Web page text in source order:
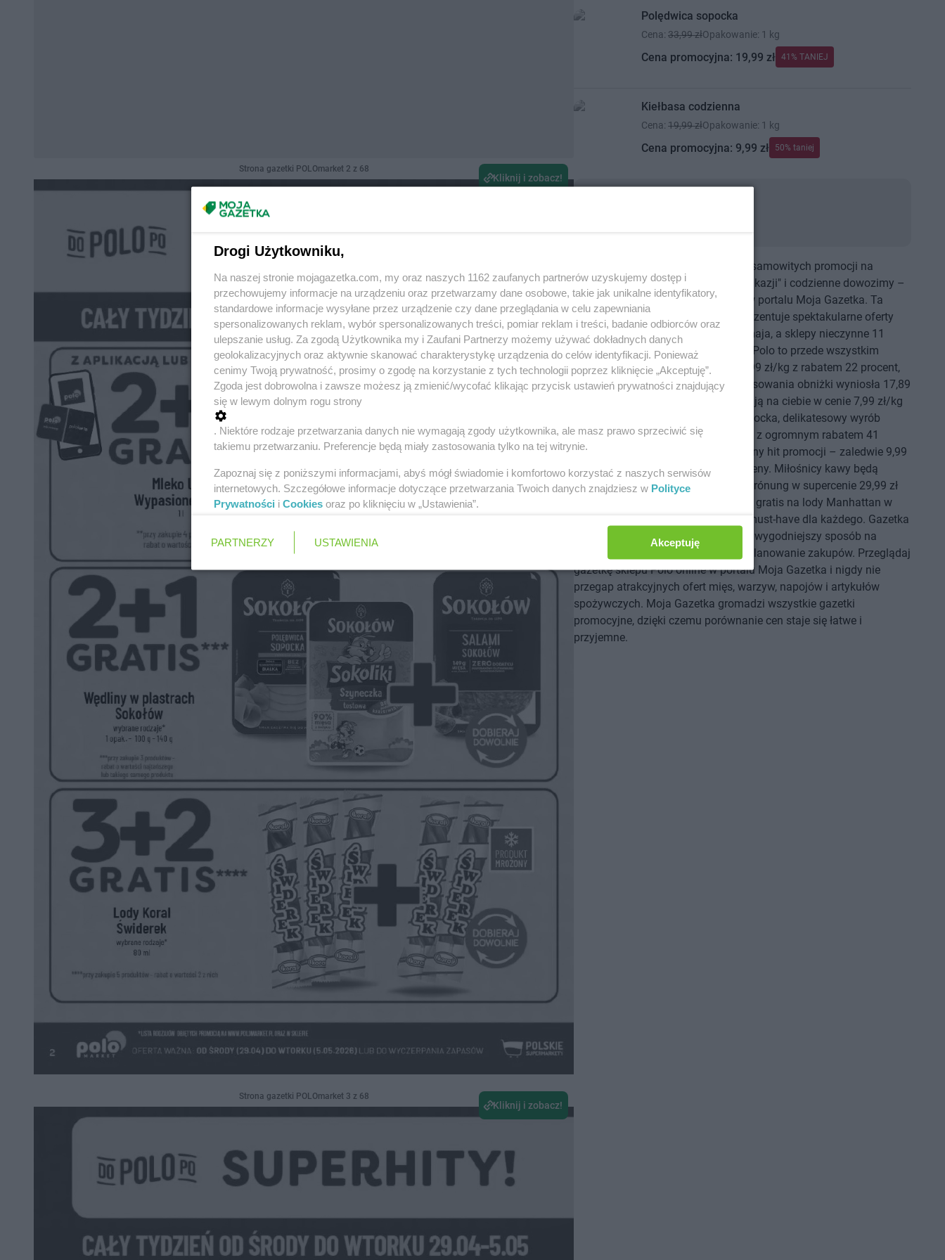
Polędwica sopocka
Cena: 33,99 złOpakowanie: 1 kg
Cena promocyjna: 19,99 zł 41% TANIEJ
Kiełbasa codzienna
Cena: 19,99 złOpakowanie: 1 kg
Cena promocyjna: 9,99 zł 50% taniej
Gazetka Polo to twoja brama do niesamowitych promocji na
produkty spożywcze! Odkryj "Grille Okazji" i codzienne dowozimy –
najnowszą gazetkę Polo dostępną w portalu Moja Gazetka. Ta
gazetka promocyjna sklepu Polo prezentuje spektakularne oferty
obowiązujące od 29 kwietnia do 5 maja, a sklepy nieczynne 11
maja. Najlepsze promocje z gazetki Polo to przede wszystkim
łopatka wieprzowa bez kości za 13,99 zł/kg z rabatem 22 procent,
gdzie cena sprzed pierwszego zastosowania obniżki wyniosła 17,89
zł/kg. Świeże ogórki gruntowe czekają na ciebie w cenie 7,99 zł/kg
ze zniżką 38 procent. Polędwica sopocka, delikatesowy wyrób
mięsny, dostępna jest za 19,99 zł/kg z ogromnym rabatem 41
procent. Kielbasa codzienna to kolejny hit promocji – zaledwie 9,99
zł/kg przy 50 procentowej obniżce ceny. Miłośnicy kawy będą
zachwyceni kawą mieloną Jacobs Krónung w supercenie 29,99 zł
za 500g opakowania. Promocja 1+1 gratis na lody Manhattan w
wybranych rodzajach to absolutny must-have dla każdego. Gazetka
Polo w aplikacji Moja Gazetka to najwygodniejszy sposób na
śledzenie tygodniowych promocji i planowanie zakupów. Przeglądaj
gazetkę sklepu Polo online w portalu Moja Gazetka i nigdy nie
przegap atrakcyjnych ofert mięs, warzyw, napojów i artykułów
spożywczych. Moja Gazetka gromadzi wszystkie gazetki
promocyjne, dzięki czemu porównanie cen staje się łatwe i
przyjemne.
Strona gazetki POLOmarket 2 z 68
Kliknij i zobacz!
Strona gazetki POLOmarket 3 z 68
Kliknij i zobacz!
Drogi Użytkowniku,
Na naszej stronie mojagazetka.com, my oraz naszych 1162 zaufanych partnerów uzyskujemy dostęp i
przechowujemy informacje na urządzeniu oraz przetwarzamy dane osobowe, takie jak unikalne identyfikatory,
standardowe informacje wysyłane przez urządzenie czy dane przeglądania w celu zapewniania
spersonalizowanych reklam, wybór spersonalizowanych treści, pomiar reklam i treści, badanie odbiorców oraz
ulepszanie usług. Za zgodą Użytkownika my i Zaufani Partnerzy możemy używać dokładnych danych
geolokalizacyjnych oraz aktywnie skanować charakterystykę urządzenia do celów identyfikacji. Ponieważ
cenimy Twoją prywatność, prosimy o zgodę na korzystanie z tych technologii poprzez kliknięcie „Akceptuję”.
Zgoda jest dobrowolna i zawsze możesz ją zmienić/wycofać klikając przycisk ustawień prywatności znajdujący
się w lewym dolnym rogu strony
. Niektóre rodzaje przetwarzania danych nie wymagają zgody użytkownika, ale masz prawo sprzeciwić się
takiemu przetwarzaniu. Preferencje będą miały zastosowania tylko na tej witrynie.
Zapoznaj się z poniższymi informacjami, abyś mógł świadomie i komfortowo korzystać z naszych serwisów
internetowych. Szczegółowe informacje dotyczące przetwarzania Twoich danych znajdziesz w Polityce
Prywatności i Cookies oraz po kliknięciu w „Ustawienia”.
PARTNERZY USTAWIENIA Akceptuję